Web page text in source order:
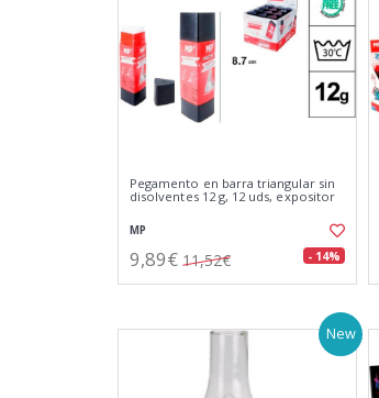
Pegamento en barra triangular sin
disolventes 12 g, 12 uds, expositor
MP
9,89€ 11,52€ - 14%
New